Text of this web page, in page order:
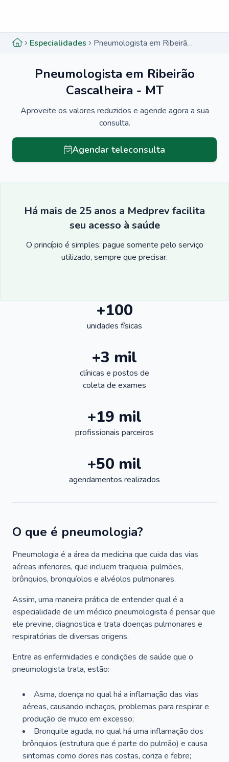
Especialidades Pneumologista em Ribeirão Cascalheira - MT
Pneumologista em Ribeirão
Cascalheira - MT
Aproveite os valores reduzidos e agende agora a sua
consulta.
Agendar teleconsulta
Há mais de 25 anos a Medprev facilita
seu acesso à saúde
O princípio é simples: pague somente pelo serviço
utilizado, sempre que precisar.
+100
unidades físicas
+3 mil
clínicas e postos de
coleta de exames
+19 mil
profissionais parceiros
+50 mil
agendamentos realizados
O que é pneumologia?
Pneumologia é a área da medicina que cuida das vias
aéreas inferiores, que incluem traqueia, pulmões,
brônquios, bronquíolos e alvéolos pulmonares.
Assim, uma maneira prática de entender qual é a
especialidade de um médico pneumologista é pensar que
ele previne, diagnostica e trata doenças pulmonares e
respiratórias de diversas origens.
Entre as enfermidades e condições de saúde que o
pneumologista trata, estão:
Asma, doença no qual há a inflamação das vias
aéreas, causando inchaços, problemas para respirar e
produção de muco em excesso;
Bronquite aguda, no qual há uma inflamação dos
brônquios (estrutura que é parte do pulmão) e causa
sintomas como dores nas costas, coriza e febre;